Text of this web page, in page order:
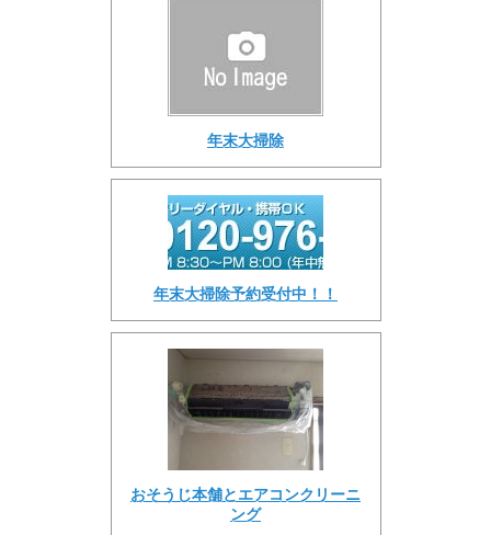
年末大掃除
年末大掃除予約受付中！！
おそうじ本舗とエアコンクリーニ
ング